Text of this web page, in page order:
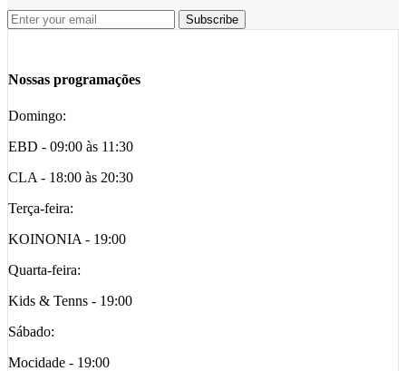
Nossas programações
Domingo:
EBD - 09:00 às 11:30
CLA - 18:00 às 20:30
Terça-feira:
KOINONIA - 19:00
Quarta-feira:
Kids & Tenns - 19:00
Sábado:
Mocidade - 19:00